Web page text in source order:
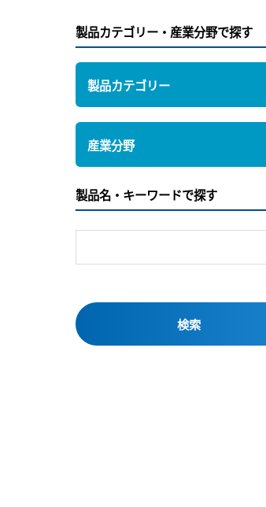
製品カテゴリー・産業分野で探す
製品カテゴリー
産業分野
製品名・キーワードで探す